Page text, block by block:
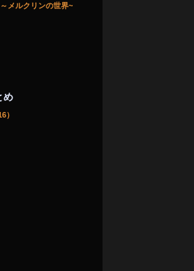
メルクリンの世界~
め
）